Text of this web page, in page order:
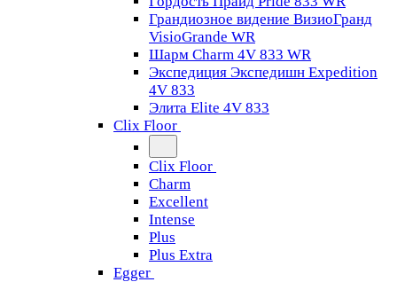
Грандиозное видение ВизиоГранд
VisioGrande WR
Шарм Charm 4V 833 WR
Экспедиция Экспедишн Expedition
4V 833
Элита Elite 4V 833
Clix Floor
Clix Floor
Charm
Excellent
Intense
Plus
Plus Extra
Egger